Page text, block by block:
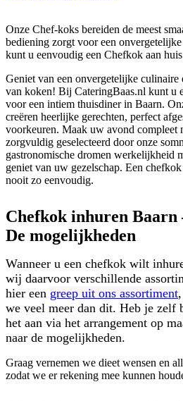
Onze Chef-koks bereiden de meest
bediening zorgt voor een
kunt u eenvoudig een Chefkok aan
Geniet van een onvergetelijke culinaire
van koken! Bij CateringBaas.nl kunt u
voor een intiem thuisdiner in Baarn.
creëren heerlijke gerechten, perfect
voorkeuren. Maak uw avond compleet
zorgvuldig geselecteerd door onze
gastronomische dromen werkelijkheid
geniet van uw gezelschap. Een
nooit zo eenvoudig.
Chefkok inhuren Baarn
De mogelijkheden
Wanneer u een chefkok wilt
wij daarvoor verschillende
hier een greep uit ons assortiment
we veel meer dan dit. Heb je zelf
het aan via het arrangement op
naar de mogelijkheden.
Graag vernemen we dieet wensen en
zodat we er rekening mee kunnen